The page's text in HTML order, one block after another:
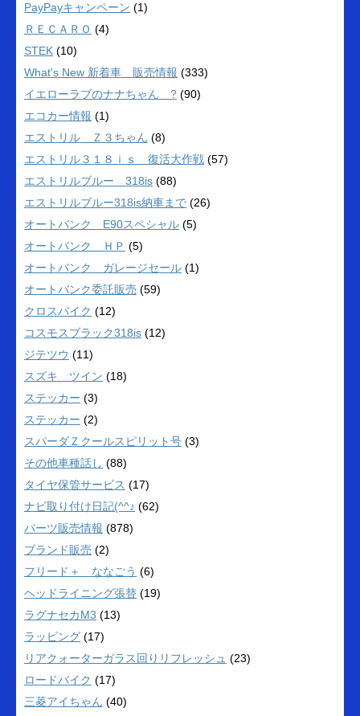
PayPayキャンペーン (1)
ＲＥＣＡＲＯ (4)
STEK (10)
What's New 新着車 販売情報 (333)
イエローラブのナナちゃん ? (90)
エコカー情報 (1)
エストリル Ｚ３ちゃん (8)
エストリル３１８ｉｓ 復活大作戦 (57)
エストリルブルー 318is (88)
エストリルブルー318is納車まで (26)
オートバンク E90スペシャル (5)
オートバンク ＨＰ (5)
オートバンク ガレージセール (1)
オートバンク委託販売 (59)
クロスバイク (12)
コスモスブラック318is (12)
ジテツウ (11)
スズキ ツイン (18)
ステッカー (3)
ステッカー (2)
スパーダＺクールスピリット号 (3)
その他車種話し (88)
タイヤ保管サービス (17)
ナビ取り付け日記(^^♪ (62)
パーツ販売情報 (878)
ブランド販売 (2)
フリード＋ ななごう (6)
ヘッドライニング張替 (19)
ラグナセカM3 (13)
ラッピング (17)
リアクォーターガラス回りリフレッシュ (23)
ロードバイク (17)
三菱アイちゃん (40)